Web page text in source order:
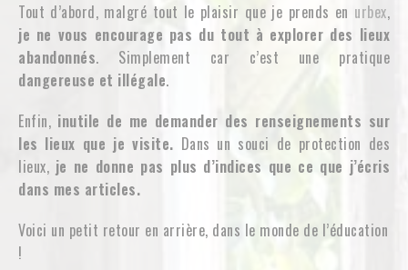
Tout d’abord, malgré tout le plaisir que je prends en urbex,
je ne vous encourage pas du tout à explorer des lieux
abandonnés. Simplement car c’est une pratique
dangereuse et illégale.
Enfin, inutile de me demander des renseignements sur
les lieux que je visite. Dans un souci de protection des
lieux, je ne donne pas plus d’indices que ce que j’écris
dans mes articles.
Voici un petit retour en arrière, dans le monde de l’éducation
!